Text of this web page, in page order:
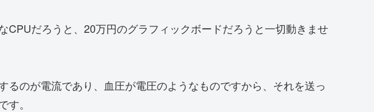
CPUだろうと、20万円のグラフィックボードだろうと一切動きませ
るのが電流であり、血圧が電圧のようなものですから、それを送っ
。